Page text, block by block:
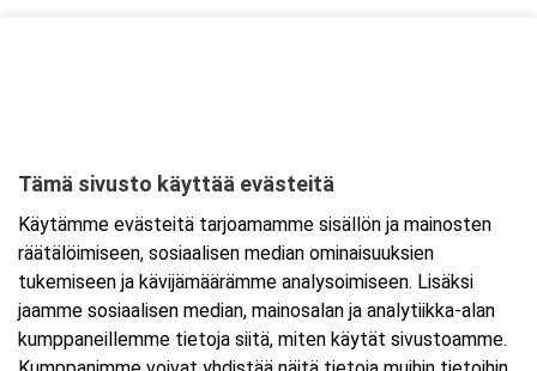
Tämä sivusto käyttää evästeitä
Käytämme evästeitä tarjoamamme sisällön ja mainosten
räätälöimiseen, sosiaalisen median ominaisuuksien
tukemiseen ja kävijämäärämme analysoimiseen. Lisäksi
jaamme sosiaalisen median, mainosalan ja analytiikka-alan
kumppaneillemme tietoja siitä, miten käytät sivustoamme.